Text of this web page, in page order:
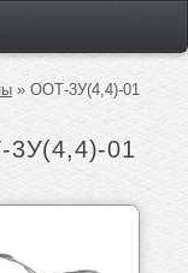
» ООТ-3У(4,4)-01
01